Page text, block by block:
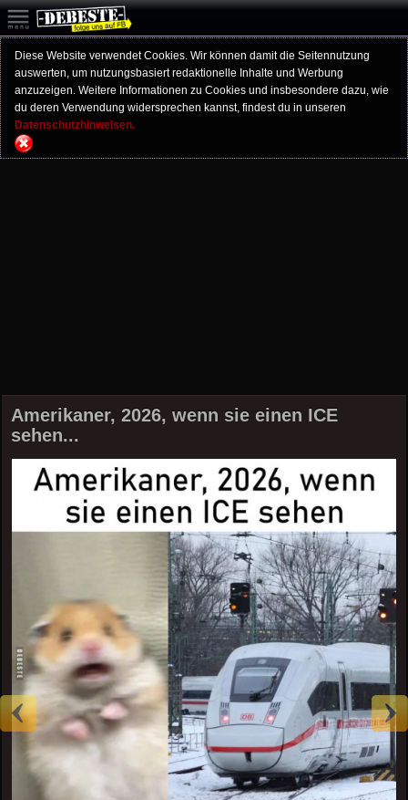
Diese Website verwendet Cookies. Wir können damit die Seitennutzung
auswerten, um nutzungsbasiert redaktionelle Inhalte und Werbung
anzuzeigen. Weitere Informationen zu Cookies und insbesondere dazu, wie
du deren Verwendung widersprechen kannst, findest du in unseren
Datenschutzhinweisen.
Amerikaner, 2026, wenn sie einen ICE
sehen...